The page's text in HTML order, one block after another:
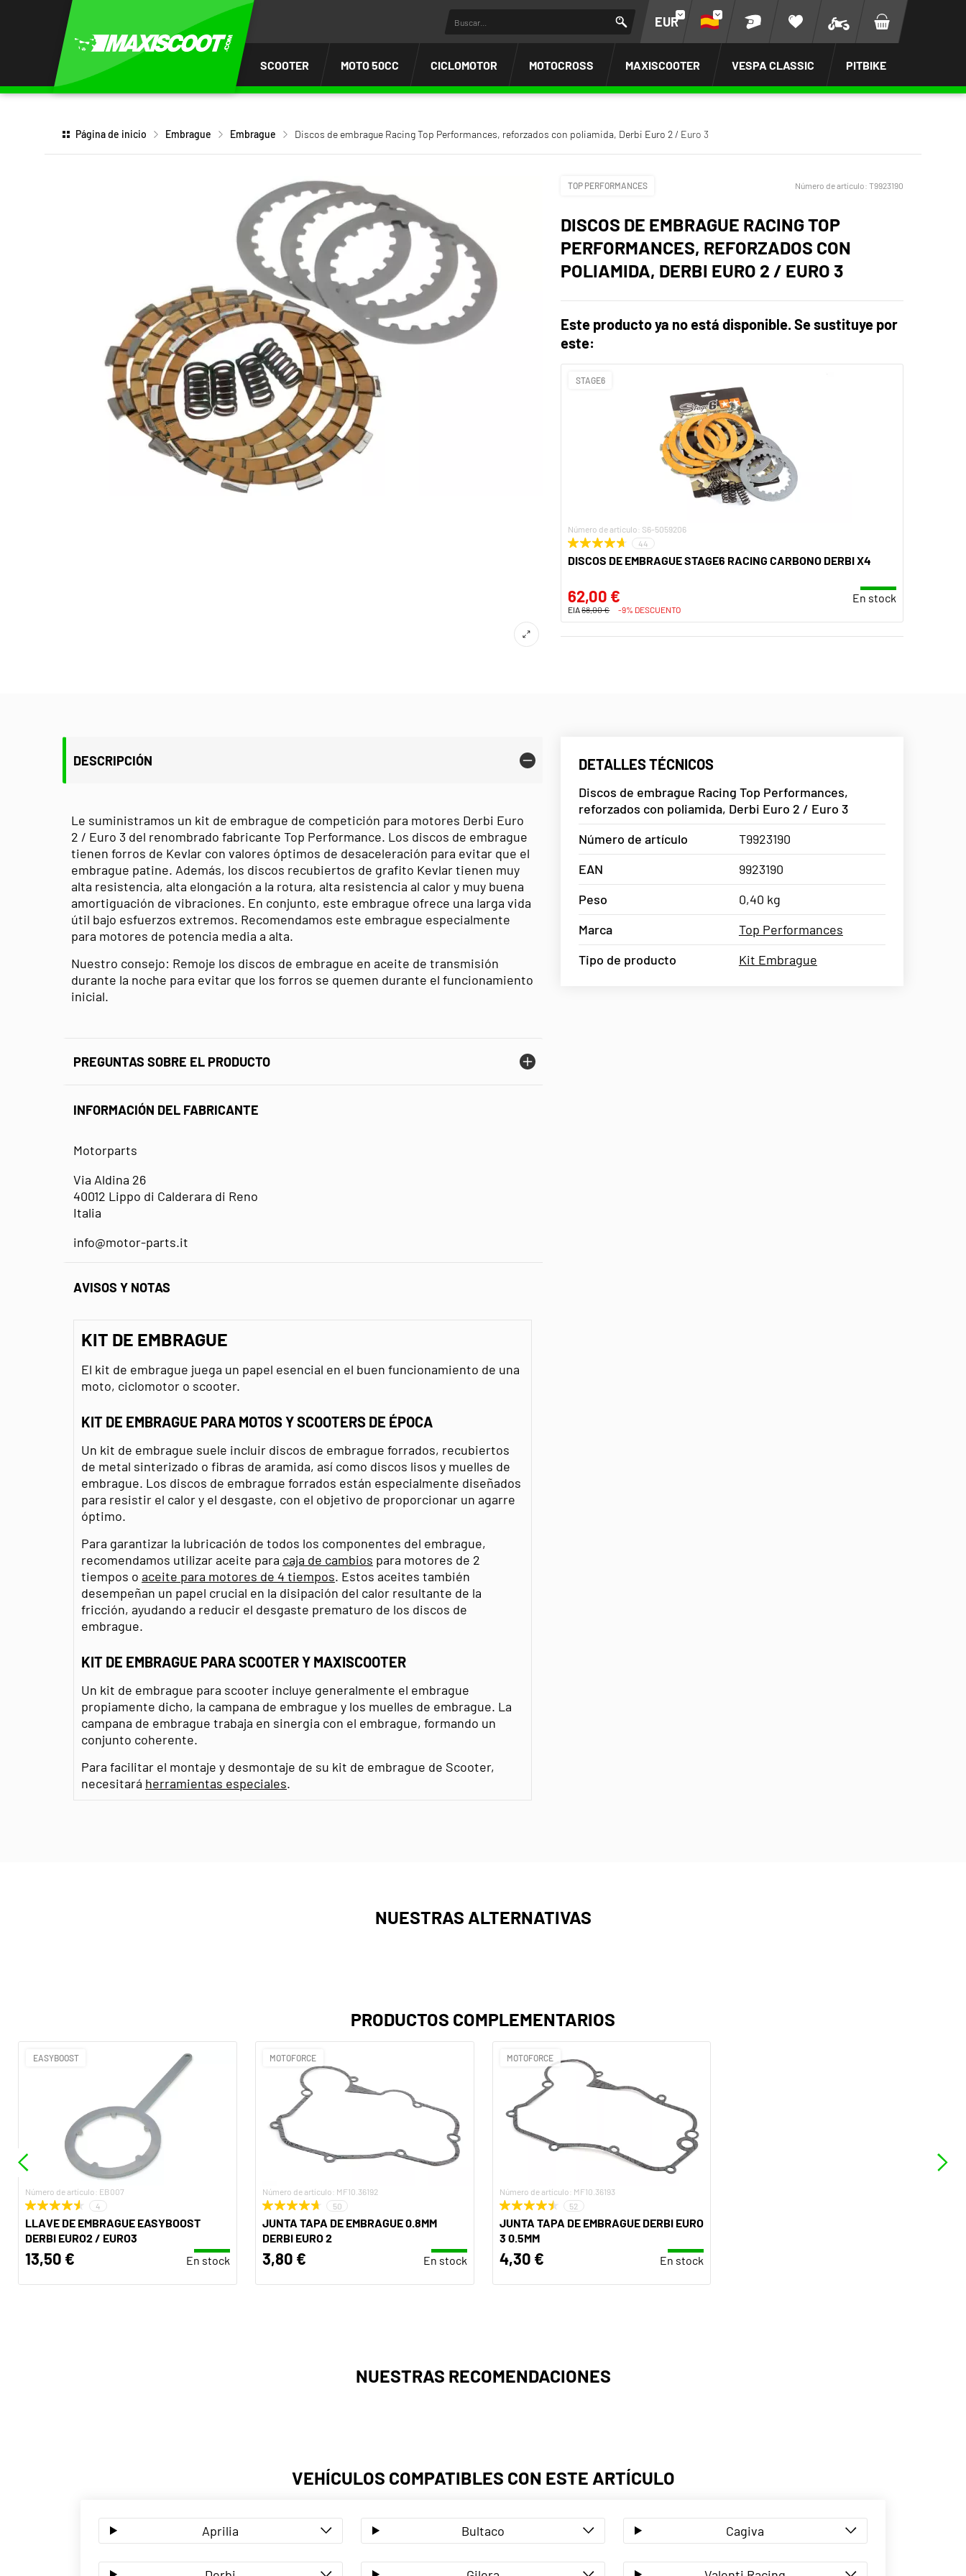
EUR
SCOOTER MOTO 50CC CICLOMOTOR MOTOCROSS MAXISCOOTER VESPA CLASSIC PITBIKE
Página de inicio Embrague Embrague Discos de embrague Racing Top Performances, reforzados con poliamida, Derbi Euro 2 / Euro 3
TOP PERFORMANCES Número de artículo: T9923190
DISCOS DE EMBRAGUE RACING TOP
PERFORMANCES, REFORZADOS CON
POLIAMIDA, DERBI EURO 2 / EURO 3
Este producto ya no está disponible. Se sustituye por
este:
STAGE6
Número de artículo: S6-5059206
44
DISCOS DE EMBRAGUE STAGE6 RACING CARBONO DERBI X4
62,00 € En stock
EIA 68,00 € -9% DESCUENTO
DESCRIPCIÓN
Le suministramos un kit de embrague de competición para motores Derbi Euro
2 / Euro 3 del renombrado fabricante Top Performance. Los discos de embrague
tienen forros de Kevlar con valores óptimos de desaceleración para evitar que el
embrague patine. Además, los discos recubiertos de grafito Kevlar tienen muy
alta resistencia, alta elongación a la rotura, alta resistencia al calor y muy buena
amortiguación de vibraciones. En conjunto, este embrague ofrece una larga vida
útil bajo esfuerzos extremos. Recomendamos este embrague especialmente
para motores de potencia media a alta.
Nuestro consejo: Remoje los discos de embrague en aceite de transmisión
durante la noche para evitar que los forros se quemen durante el funcionamiento
inicial.
PREGUNTAS SOBRE EL PRODUCTO
INFORMACIÓN DEL FABRICANTE
Motorparts
Via Aldina 26
40012 Lippo di Calderara di Reno
Italia
info@motor-parts.it
AVISOS Y NOTAS
KIT DE EMBRAGUE
El kit de embrague juega un papel esencial en el buen funcionamiento de una
moto, ciclomotor o scooter.
KIT DE EMBRAGUE PARA MOTOS Y SCOOTERS DE ÉPOCA
Un kit de embrague suele incluir discos de embrague forrados, recubiertos
de metal sinterizado o fibras de aramida, así como discos lisos y muelles de
embrague. Los discos de embrague forrados están especialmente diseñados
para resistir el calor y el desgaste, con el objetivo de proporcionar un agarre
óptimo.
Para garantizar la lubricación de todos los componentes del embrague,
recomendamos utilizar aceite para caja de cambios para motores de 2
tiempos o aceite para motores de 4 tiempos. Estos aceites también
desempeñan un papel crucial en la disipación del calor resultante de la
fricción, ayudando a reducir el desgaste prematuro de los discos de
embrague.
KIT DE EMBRAGUE PARA SCOOTER Y MAXISCOOTER
Un kit de embrague para scooter incluye generalmente el embrague
propiamente dicho, la campana de embrague y los muelles de embrague. La
campana de embrague trabaja en sinergia con el embrague, formando un
conjunto coherente.
Para facilitar el montaje y desmontaje de su kit de embrague de Scooter,
necesitará herramientas especiales.
DETALLES TÉCNICOS
Discos de embrague Racing Top Performances,
reforzados con poliamida, Derbi Euro 2 / Euro 3
Número de artículo
T9923190
EAN
9923190
Peso
0,40 kg
Marca
Top Performances
Tipo de producto
Kit Embrague
NUESTRAS ALTERNATIVAS
PRODUCTOS COMPLEMENTARIOS
EASYBOOST
Número de artículo: EB007
4
LLAVE DE EMBRAGUE EASYBOOST
DERBI EURO2 / EURO3
13,50 € En stock
MOTOFORCE
Número de artículo: MF10.36192
50
JUNTA TAPA DE EMBRAGUE 0.8MM
DERBI EURO 2
3,80 € En stock
MOTOFORCE
Número de artículo: MF10.36193
52
JUNTA TAPA DE EMBRAGUE DERBI EURO
3 0.5MM
4,30 € En stock
NUESTRAS RECOMENDACIONES
VEHÍCULOS COMPATIBLES CON ESTE ARTÍCULO
Aprilia Bultaco Cagiva